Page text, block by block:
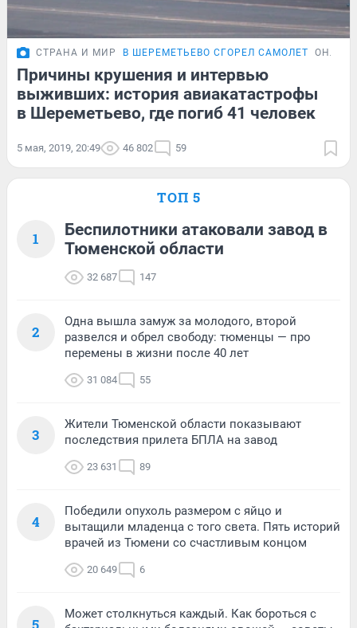
СТРАНА И МИР В ШЕРЕМЕТЬЕВО СГОРЕЛ САМОЛЕТ
Причины крушения и интервью
выживших: история авиакатастрофы
в Шереметьево, где погиб 41 человек
5 мая, 2019, 20:49 46 802 59
ТОП 5
1
Беспилотники атаковали завод в
Тюменской области
32 687 147
2
Одна вышла замуж за молодого, второй
развелся и обрел свободу: тюменцы — про
перемены в жизни после 40 лет
31 084 55
3
Жители Тюменской области показывают
последствия прилета БПЛА на завод
23 631 89
4
Победили опухоль размером с яйцо и
вытащили младенца с того света. Пять историй
врачей из Тюмени со счастливым концом
20 649 6
5
Может столкнуться каждый. Как бороться с